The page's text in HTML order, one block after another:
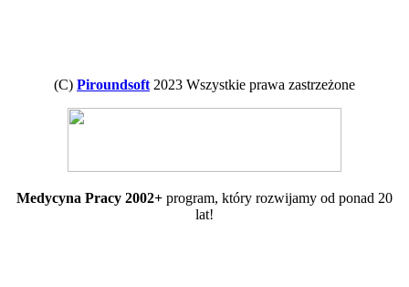
(C) Piroundsoft 2023 Wszystkie prawa zastrzeżone
Medycyna Pracy 2002+ program, który rozwijamy od ponad 20
lat!